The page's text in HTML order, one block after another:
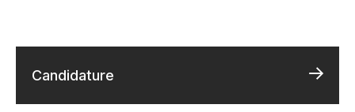
Candidature